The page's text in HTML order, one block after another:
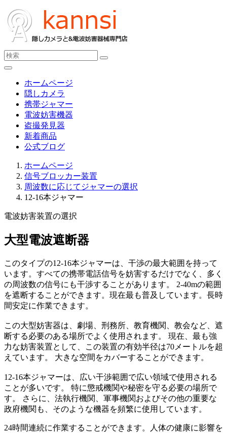
ホームページ
隠しカメラ
携帯ジャマー
電波妨害機器
盗撮発見器
新着商品
公式ブログ
ホームページ
信号ブロッカー装置
周波数に応じてジャマーの選択
12-16本ジャマー
電波妨害装置の選択
大型電波遮断器
このタイプの12-16本ジャマーは、干渉の最大範囲を持って
います。すべての携帯電話信号を妨害するだけでなく、多く
の周波数の信号にも干渉することがあります。 2-40mの範囲
を遮断することができます。現在最も普及しています。長時
間安定に作業できます。
この大型妨害器は、劇場、刑務所、教育機関、教会など、遮
断する必要のある場所でよく使用されます。 現在、最も強
力な妨害装置として、この装置の有効半径は70メートルを超
えています。 大きな空間をカバーすることができます。
12-16本ジャマーは、広い干渉範囲で広い領域で使用される
ことが多いです。 特に懲戒機関や秘密を守る必要の場所で
す。 さらに、法執行機関、軍事機関およびその他の重要な
政府機関も、そのような機器を頻繁に使用しています。
24時間連続に作業することができます。人体の健康に影響を